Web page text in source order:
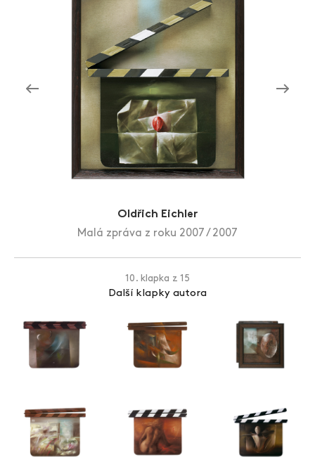
Zlín Film Festival
Oldřich Eichler
Malá zpráva z roku 2007 / 2007
10. klapka z 15
Další klapky autora